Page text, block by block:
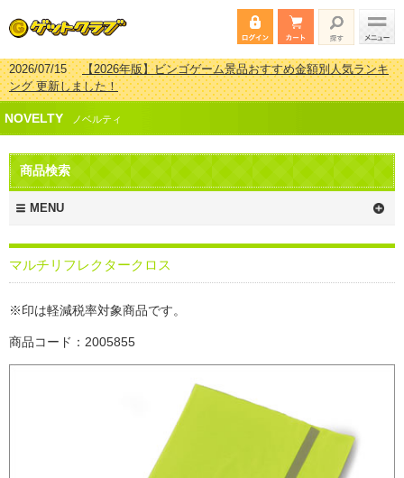
2026/07/15【2026年版】ビンゴゲーム景品おすすめ金額別人気ランキ
ング 更新しました！
2026/04/03【2026年版】ゴルフコンペ景品 3000円未満［2000円～
2999円編］もらってうれしい人気ラ…
2026/02/16【2026年版】結婚式の二次会で貰って嬉しい景品とは？ 更
新しました！
2026/02/03
2999円編］もらってうれしい人気ラ…
NOVELTY ノベルティ
商品検索
MENU
マルチリフレクタークロス
※印は軽減税率対象商品です。
商品コード：2005855